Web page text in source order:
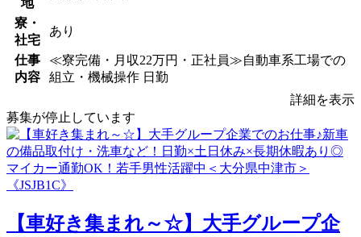
地
寮・
社宅
あり
仕事
内容
≪寮完備・月収22万円・正社員≫自動車系工場での
組立・機械操作 日勤
詳細を表示
募集が停止しています
【車好き集まれ～☆】大手グループ企